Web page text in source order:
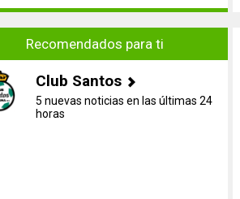
Recomendados para ti
Club Santos
5 nuevas noticias en las últimas 24
horas